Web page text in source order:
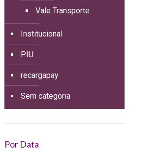
Vale Transporte
Institucional
PIU
recargapay
Sem categoria
Por Data